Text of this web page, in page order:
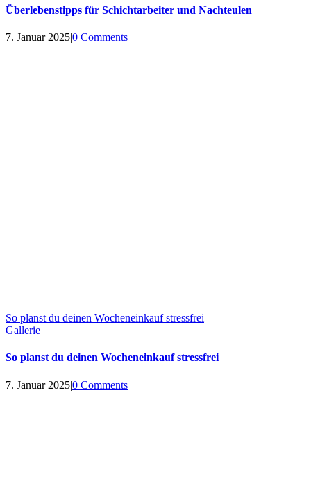
Überlebenstipps für Schichtarbeiter und Nachteulen
7. Januar 2025|0 Comments
So planst du deinen Wocheneinkauf stressfrei
Gallerie
So planst du deinen Wocheneinkauf stressfrei
7. Januar 2025|0 Comments